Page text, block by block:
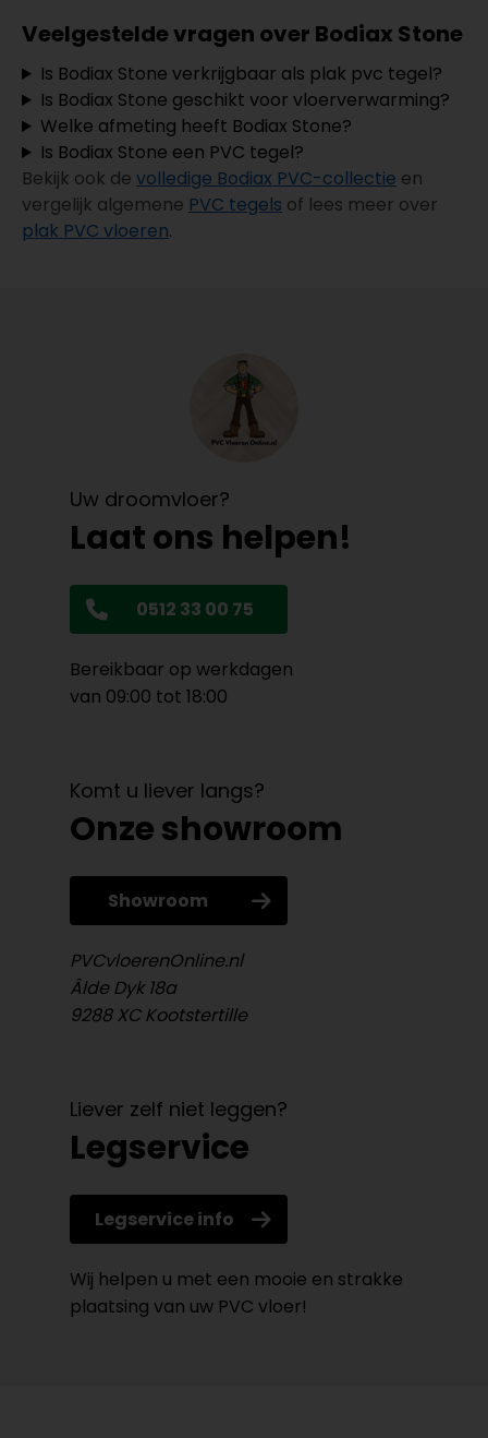
Veelgestelde vragen over Bodiax Stone
Is Bodiax Stone verkrijgbaar als plak pvc tegel?
Is Bodiax Stone geschikt voor vloerverwarming?
Welke afmeting heeft Bodiax Stone?
Is Bodiax Stone een PVC tegel?
Bekijk ook de volledige Bodiax PVC-collectie en
vergelijk algemene PVC tegels of lees meer over
plak PVC vloeren.
Uw droomvloer?
Laat ons helpen!
0512 33 00 75
Bereikbaar op werkdagen
van 09:00 tot 18:00
Komt u liever langs?
Onze showroom
Showroom
PVCvloerenOnline.nl
Âlde Dyk 18a
9288 XC Kootstertille
Liever zelf niet leggen?
Legservice
Legservice info
Wij helpen u met een mooie en strakke
plaatsing van uw PVC vloer!